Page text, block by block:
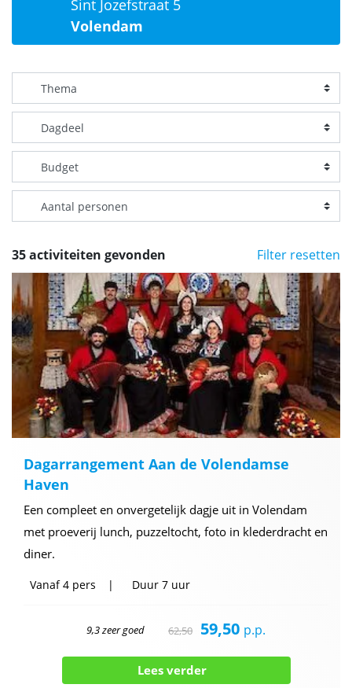
Sint Jozefstraat 5
Volendam
35 activiteiten gevonden Filter resetten
Dagarrangement Aan de Volendamse
Haven
Een compleet en onvergetelijk dagje uit in Volendam
met proeverij lunch, puzzeltocht, foto in klederdracht en
diner.
Vanaf4 pers Duur 7 uur
9,3 zeer goed 62,50 59,50 p.p.
Lees verder